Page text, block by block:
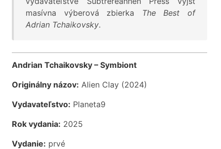
masívna výberová zbierka
The Best of
Adrian Tchaikovsky.
Andrian Tchaikovsky – Symbiont
Originálny názov: Alien Clay (2024)
Vydavateľstvo: Planeta9
Rok vydania: 2025
Vydanie: prvé